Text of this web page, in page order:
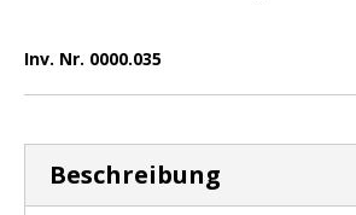
Inv. Nr. 0000.035
Beschreibung